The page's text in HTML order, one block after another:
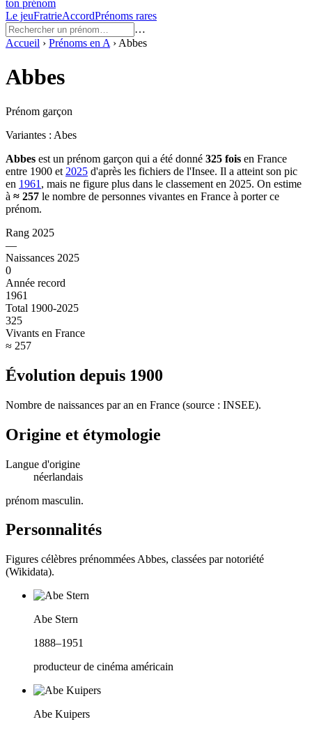
ton prénom
Le jeuFratrieAccordPrénoms rares
…
Accueil › Prénoms en A › Abbes
Abbes
Prénom garçon
Variantes : Abes
Abbes est un prénom garçon qui a été donné 325 fois en France
entre 1900 et 2025 d'après les fichiers de l'Insee. Il a atteint son pic
en 1961 , mais ne figure plus dans le classement en 2025. On estime
à ≈ 257 le nombre de personnes vivantes en France à porter ce
prénom.
Rang 2025
—
Naissances 2025
0
Année record
1961
Total 1900-2025
325
Vivants en France
≈ 257
Évolution depuis 1900
Nombre de naissances par an en France (source : INSEE).
Origine et étymologie
Langue d'origine
néerlandais
prénom masculin.
Personnalités
Figures célèbres prénommées Abbes, classées par notoriété
(Wikidata).
Abe Stern
1888–1951
producteur de cinéma américain
Abe Kuipers